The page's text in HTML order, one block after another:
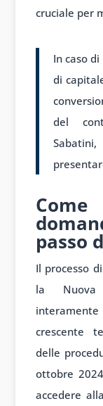
cruciale per
In caso
di
del
passo
Il processo
la Nuova
crescente
delle
ottobre
accedere